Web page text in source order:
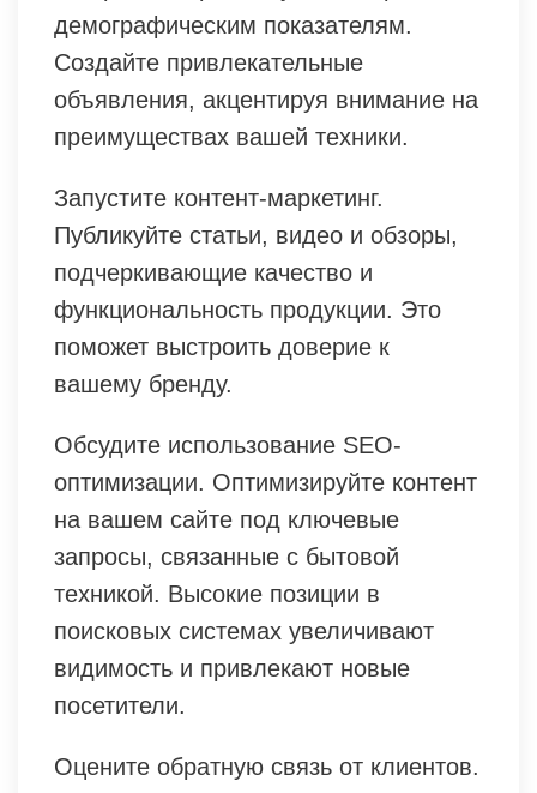
демографическим показателям.
Создайте привлекательные
объявления, акцентируя внимание на
преимуществах вашей техники.
Запустите контент-маркетинг.
Публикуйте статьи, видео и обзоры,
подчеркивающие качество и
функциональность продукции. Это
поможет выстроить доверие к
вашему бренду.
Обсудите использование SEO-
оптимизации. Оптимизируйте контент
на вашем сайте под ключевые
запросы, связанные с бытовой
техникой. Высокие позиции в
поисковых системах увеличивают
видимость и привлекают новые
посетители.
Оцените обратную связь от клиентов.